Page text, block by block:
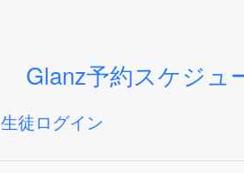
Glanz予約スケジュ
生徒ログイン